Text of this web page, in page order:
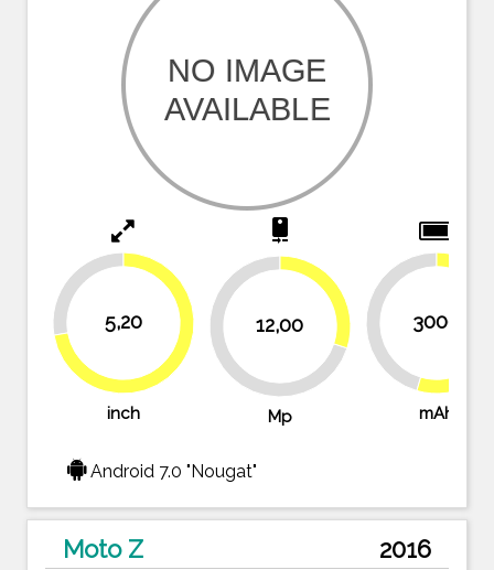
5,20
27.8%
72.2%
inch
camera_rear
12,00
70%
30%
Mp
3000
mAh
Android 7.0 "Nougat"
Moto Z 2016